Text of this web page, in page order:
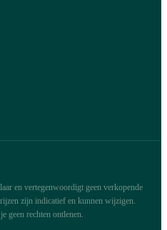
en vertegenwoordigt geen verkopende
zijn indicatief en kunnen wijzigen.
geen rechten ontlenen.